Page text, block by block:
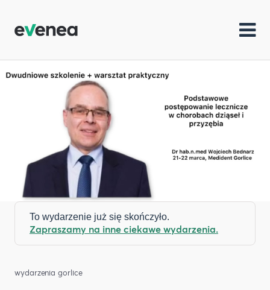
To wydarzenie już się skończyło.
Zapraszamy na inne ciekawe wydarzenia.
wydarzenia gorlice